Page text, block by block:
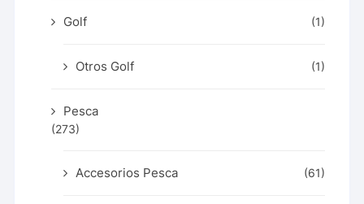
Golf (1)
Otros Golf (1)
Pesca
(273)
Accesorios Pesca (61)